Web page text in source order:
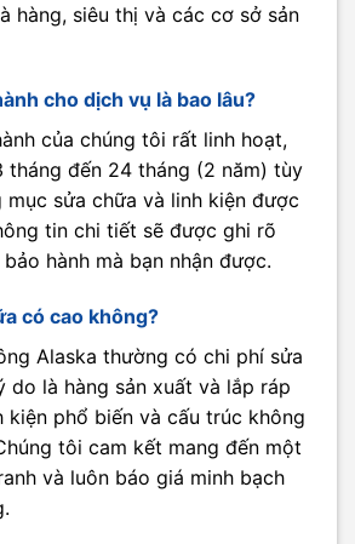
hàng, siêu thị và các cơ sở sản
cho dịch vụ là bao lâu?
của chúng tôi rất linh hoạt,
đến 24 tháng (2 năm) tùy
mục sửa chữa và linh kiện được
tin chi tiết sẽ được ghi rõ
hành mà bạn nhận được.
có cao không?
Alaska thường có chi phí sửa
do là hàng sản xuất và lắp ráp
kiện phổ biến và cấu trúc không
tôi cam kết mang đến một
và luôn báo giá minh bạch